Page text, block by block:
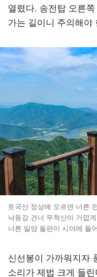
열렸다. 송전탑 오른
가는 길이니 주의해야
토곡산 정상에 오르면 너른
낙동강 건너 무척산이 가깝
너른 밀양 들판이 시야에 들
신선봉이 가까워지자
소리가 제법 크게 들